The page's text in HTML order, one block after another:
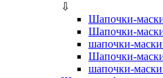
⇩
Шапочки-
Шапочки-
шапочки-
Шапочки-
шапочки-